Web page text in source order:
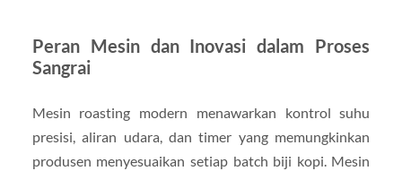
Peran Mesin dan Inovasi dalam Proses
Sangrai
Mesin roasting modern menawarkan kontrol suhu
presisi, aliran udara, dan timer yang memungkinkan
produsen menyesuaikan setiap batch biji kopi. Mesin